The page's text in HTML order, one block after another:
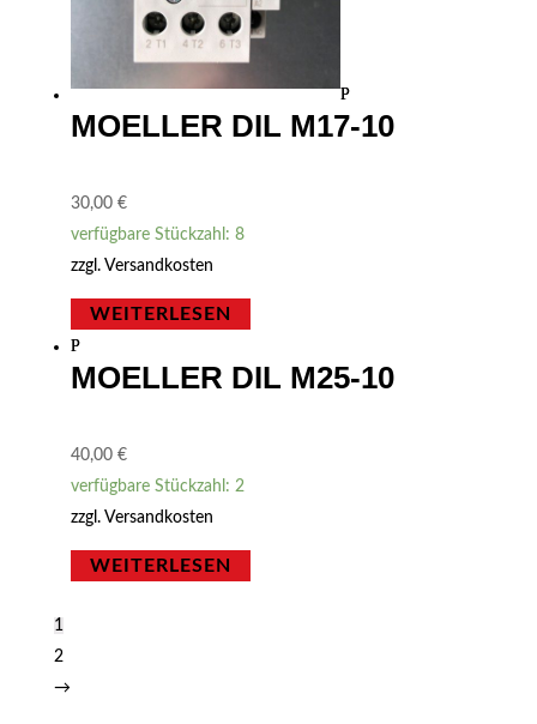
MOELLER DIL M17-10
30,00 €
verfügbare Stückzahl: 8
zzgl. Versandkosten
WEITERLESEN
MOELLER DIL M25-10
40,00 €
verfügbare Stückzahl: 2
zzgl. Versandkosten
WEITERLESEN
1
2
→